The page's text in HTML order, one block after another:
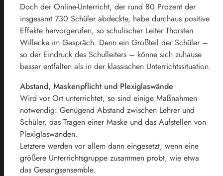
Doch der Online-Unterricht, der rund 80 Prozent der
insgesamt 730 Schüler abdeckte, habe durchaus positive
Effekte hervorgerufen, so schulischer Leiter Thorsten
Willecke im Gespräch. Denn ein Großteil der Schüler –
so der Eindruck des Schulleiters – könne sich zuhause
besser entfalten als in der klassischen Unterrichtssituation.
Abstand, Maskenpflicht und Plexiglaswände
Wird vor Ort unterrichtet, so sind einige Maßnahmen
notwendig: Genügend Abstand zwischen Lehrer und
Schüler, das Tragen einer Maske und das Aufstellen von
Plexiglaswänden.
Letztere werden vor allem dann eingesetzt, wenn eine
größere Unterrichtsgruppe zusammen probt, wie etwa
das Gesangsensemble.